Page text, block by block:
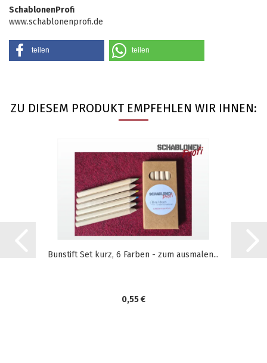
SchablonenProfi
www.schablonenprofi.de
teilen teilen
ZU DIESEM PRODUKT EMPFEHLEN WIR IHNEN:
Bunstift Set kurz, 6 Farben - zum ausmalen...
0,55 €